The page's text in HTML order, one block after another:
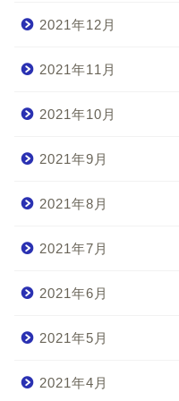
2021年12月
2021年11月
2021年10月
2021年9月
2021年8月
2021年7月
2021年6月
2021年5月
2021年4月